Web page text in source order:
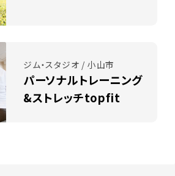
ジム・スタジオ / 小山市
パーソナルトレーニング
&ストレッチtopfit